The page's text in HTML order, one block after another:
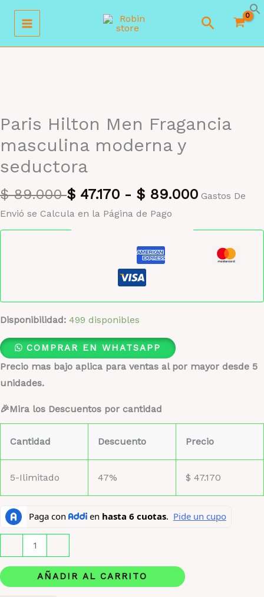
contenido
Buscar
Paris Hilton Men Fragancia
masculina moderna y
seductora
$89.000 $ 47.170 - $ 89.000 Gastos De
Envió se Calcula en la Página de Pago
Disponibilidad: 499 disponibles
COMPRAR EN WHATSAPP
Precio mas bajo aplica para ventas al por mayor desde 5
unidades.
🎉Mira los Descuentos por cantidad
Cantidad Descuento Precio
5-Ilimitado 47% $ 47.170
Hilton
Men
Fragancia
AÑADIR AL CARRITO